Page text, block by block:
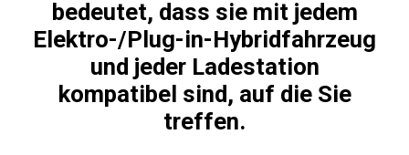
bedeutet, dass sie mit jedem
Elektro-/Plug-in-Hybridfahrzeug
und jeder Ladestation
kompatibel sind, auf die Sie
treffen.